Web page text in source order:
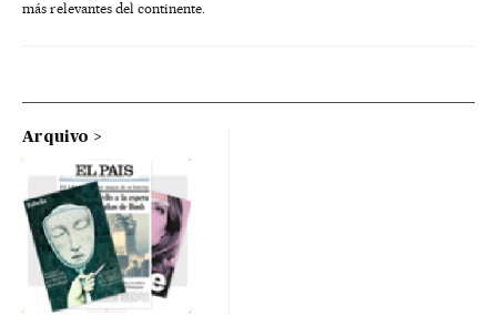
más relevantes del continente.
Arquivo